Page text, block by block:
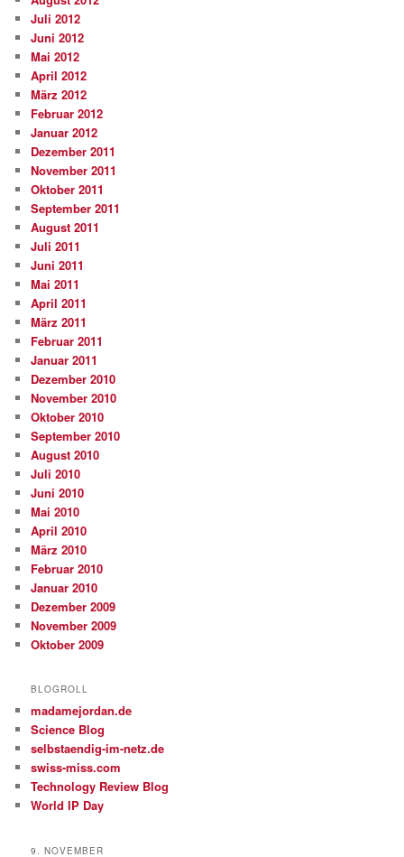
Juli 2012
Juni 2012
Mai 2012
April 2012
März 2012
Februar 2012
Januar 2012
Dezember 2011
November 2011
Oktober 2011
September 2011
August 2011
Juli 2011
Juni 2011
Mai 2011
April 2011
März 2011
Februar 2011
Januar 2011
Dezember 2010
November 2010
Oktober 2010
September 2010
August 2010
Juli 2010
Juni 2010
Mai 2010
April 2010
März 2010
Februar 2010
Januar 2010
Dezember 2009
November 2009
Oktober 2009
BLOGROLL
madamejordan.de
Science Blog
selbstaendig-im-netz.de
swiss-miss.com
Technology Review Blog
World IP Day
9. NOVEMBER